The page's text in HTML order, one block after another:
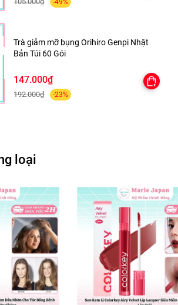
đặc biệt là da hỗn hợp - dầu, da
lông to.
DỤNG:
và buổi tối hàng ngày
nên sử dụng kết hợp với Kem dưỡng
No problem AHA-BHA-PHA.
#giammun #sekhit #lochanlong
#mariejapanofficial
-49%
Trà giảm mỡ bụng Orihiro Genpi Nhật
Bản Túi 60 Gói
147.000₫
192.000₫ -23%
loại